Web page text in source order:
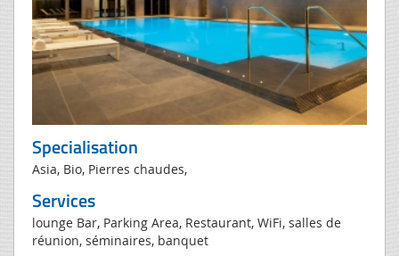
Specialisation
Asia, Bio, Pierres chaudes,
Services
lounge Bar, Parking Area, Restaurant, WiFi, salles de
réunion, séminaires, banquet